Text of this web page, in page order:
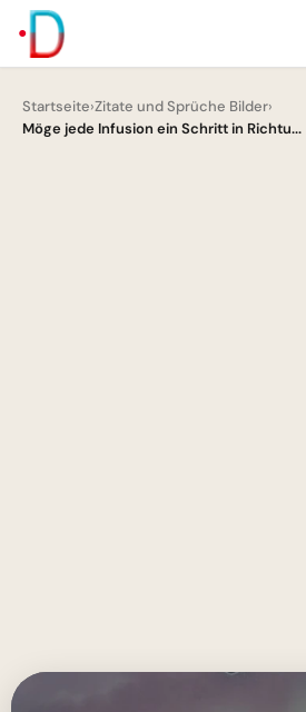
Startseite›Zitate und Sprüche Bilder›
Möge jede Infusion ein Schritt in Richtu...